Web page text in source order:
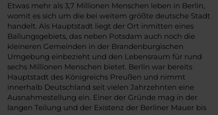
Etwas mehr als 3,7 Millionen Menschen leben in Berlin,
womit es sich um die bei weitem größte deutsche Stadt
handelt. Als Hauptstadt liegt der Ort inmitten eines
Ballungsgebiets, das neben Potsdam auch noch die
kleineren Gemeinden in der Brandenburgischen
Umgebung einbezieht und den Lebensraum für rund
sechs Millionen Menschen bietet. Berlin war bereits
Hauptstadt des Königreichs Preußen und nimmt
innerhalb Deutschland seit vielen Jahrzehnten eine
Ausnahmestellung ein. Einer der Gründe mag in der
langen Teilung und der Existenz der Berliner Mauer bis